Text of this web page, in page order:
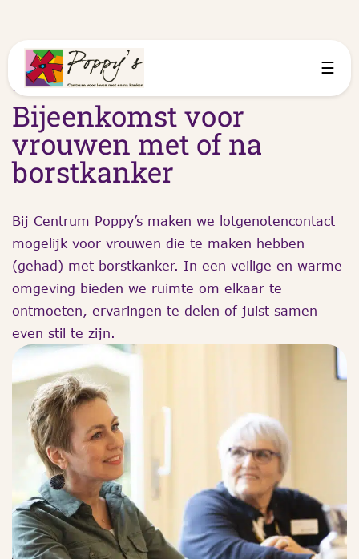
☰
18 mei 2026
Bijeenkomst voor
vrouwen met of na
borstkanker
Bij Centrum Poppy’s maken we lotgenotencontact
mogelijk voor vrouwen die te maken hebben
(gehad) met borstkanker. In een veilige en warme
omgeving bieden we ruimte om elkaar te
ontmoeten, ervaringen te delen of juist samen
even stil te zijn.